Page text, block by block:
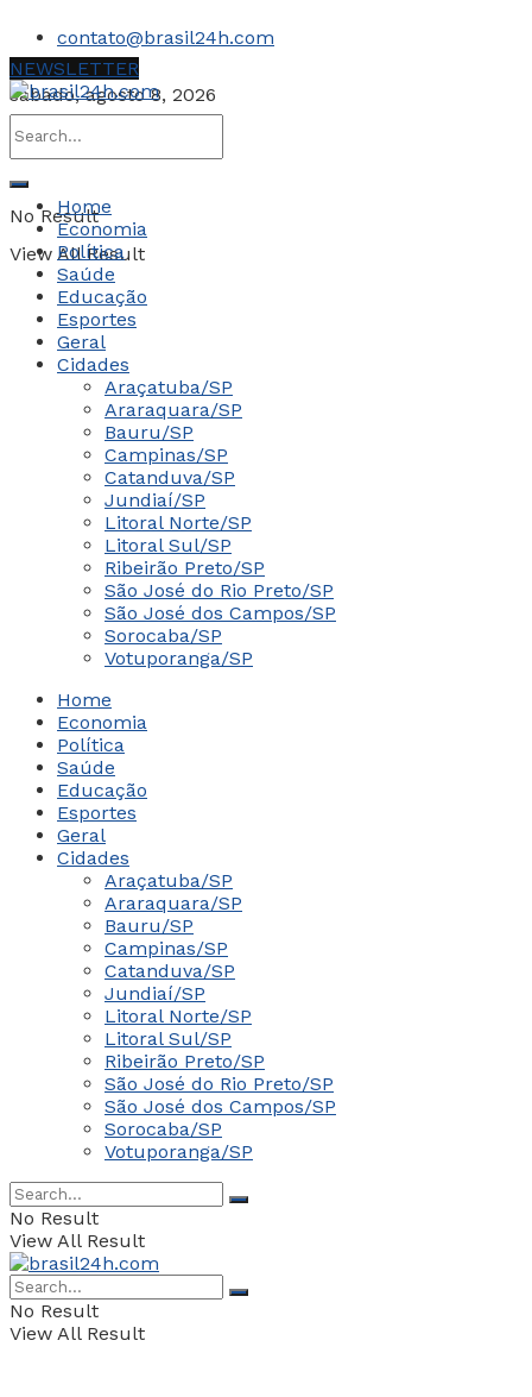
contato@brasil24h.com
sábado, agosto 8, 2026
No Result
View All Result
NEWSLETTER
Home
Economia
Política
Saúde
Educação
Esportes
Geral
Cidades
Araçatuba/SP
Araraquara/SP
Bauru/SP
Campinas/SP
Catanduva/SP
Jundiaí/SP
Litoral Norte/SP
Litoral Sul/SP
Ribeirão Preto/SP
São José do Rio Preto/SP
São José dos Campos/SP
Sorocaba/SP
Votuporanga/SP
Home
Economia
Política
Saúde
Educação
Esportes
Geral
Cidades
Araçatuba/SP
Araraquara/SP
Bauru/SP
Campinas/SP
Catanduva/SP
Jundiaí/SP
Litoral Norte/SP
Litoral Sul/SP
Ribeirão Preto/SP
São José do Rio Preto/SP
São José dos Campos/SP
Sorocaba/SP
Votuporanga/SP
No Result
View All Result
No Result
View All Result